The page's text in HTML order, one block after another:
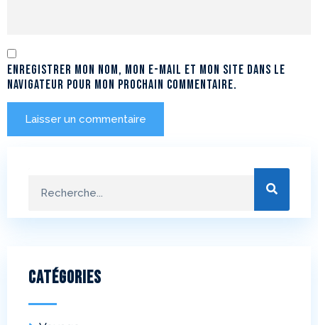
Enregistrer mon nom, mon e-mail et mon site dans le
navigateur pour mon prochain commentaire.
Catégories